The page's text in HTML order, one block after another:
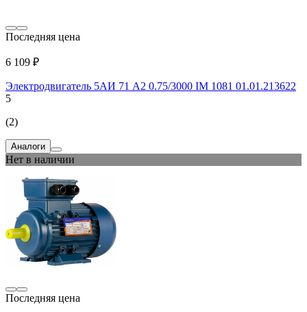
Последняя цена
6 109 ₽
Электродвигатель 5АИ 71 А2 0.75/3000 IM 1081 01.01.213622
5
(2)
Аналоги
Нет в наличии
Последняя цена